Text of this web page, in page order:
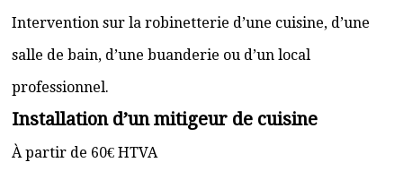
Intervention sur la robinetterie d’une cuisine, d’une
salle de bain, d’une buanderie ou d’un local
professionnel.
Installation d’un mitigeur de cuisine
À partir de 60€ HTVA